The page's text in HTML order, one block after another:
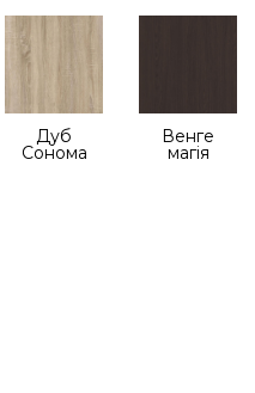
Дуб
Сонома
Венге
магія